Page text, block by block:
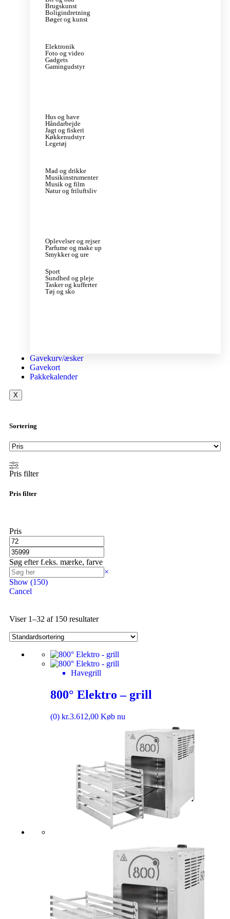
Brugskunst
Boligindretning
Bøger og kunst
Elektronik
Foto og video
Gadgets
Gamingudstyr
Hus og have
Håndarbejde
Jagt og fiskeri
Køkkenudstyr
Legetøj
Mad og drikke
Musikinstrumenter
Musik og film
Natur og friluftsliv
Oplevelser og rejser
Parfume og make up
Smykker og ure
Sport
Sundhed og pleje
Tasker og kufferter
Tøj og sko
Gavekurv/æsker
Gavekort
Pakkekalender
X
Sortering
Pris filter
Pris filter
Pris
Søg efter f.eks. mærke, farve
×
Show (150)
Cancel
Viser 1–32 af 150 resultater
Havegrill
800° Elektro – grill
(0) kr.3.612,00 Køb nu